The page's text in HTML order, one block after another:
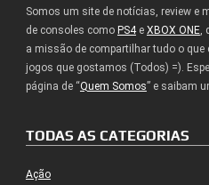
Somos um site de notícias, review e
de consoles como PS4e XBOX ONE,
a missão de compartilhar tudo o
jogos que gostamos (Todos) =).
página de “Quem Somos” e saibam
TODAS AS CATEGORIAS
Ação